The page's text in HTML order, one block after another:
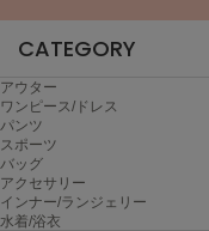
sanrio house
サンリオハウス
SESAME STREET MARKET
セサミストリートマーケット
SHAKA
シャカ
CATEGORY
アウター
ワンピース/ドレス
パンツ
スポーツ
バッグ
アクセサリー
インナー/ランジェリー
水着/浴衣